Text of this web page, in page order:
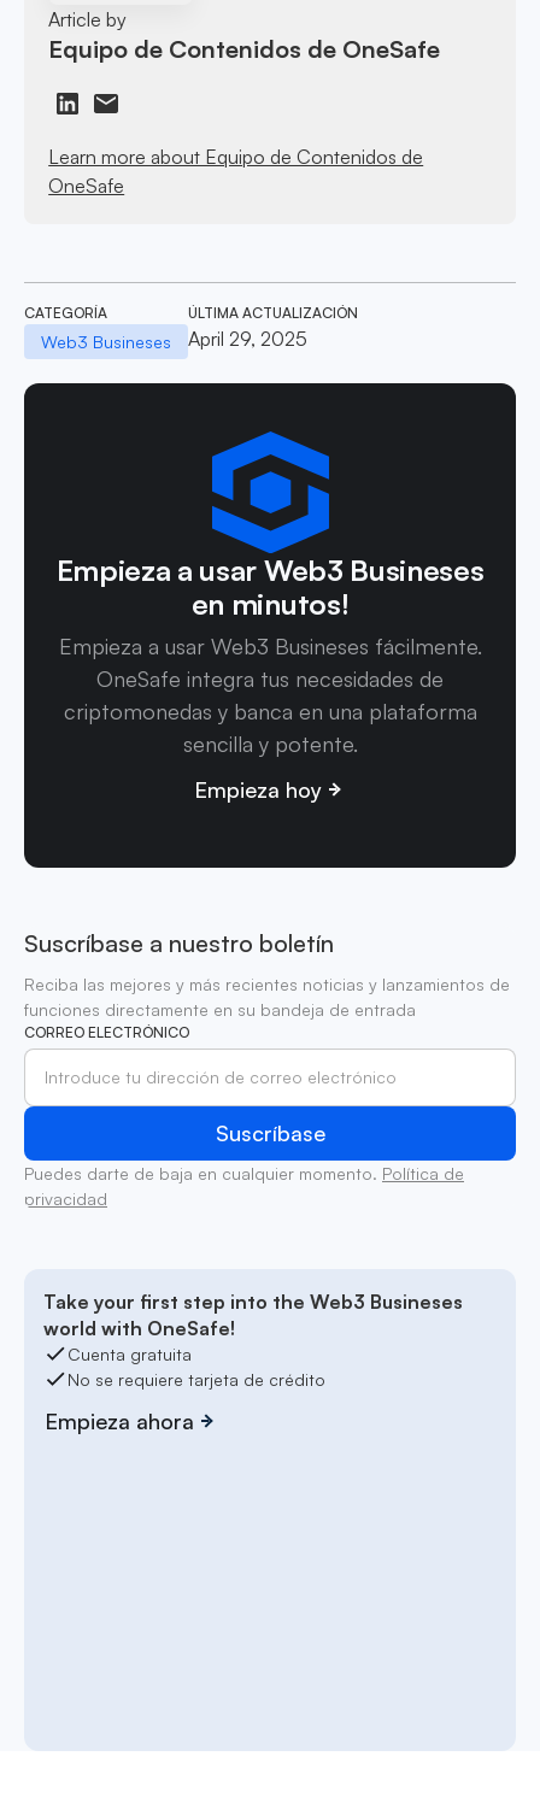
Article by
Equipo de Contenidos de OneSafe
Learn more about Equipo de Contenidos de
OneSafe
CATEGORÍA
Web3 Busineses
ÚLTIMA ACTUALIZACIÓN
April 29, 2025
Empieza a usar Web3 Busineses
en minutos!
Empieza a usar Web3 Busineses fácilmente.
OneSafe integra tus necesidades de
criptomonedas y banca en una plataforma
sencilla y potente.
Empieza hoy
Suscríbase a nuestro boletín
Reciba las mejores y más recientes noticias y lanzamientos de
funciones directamente en su bandeja de entrada
CORREO ELECTRÓNICO
Puedes darte de baja en cualquier momento. Política de
privacidad
Take your first step into the Web3 Busineses
world with OneSafe!
Cuenta gratuita
No se requiere tarjeta de crédito
Empieza ahora